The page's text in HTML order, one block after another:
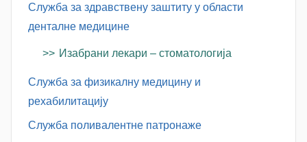
Служба за здравствену заштиту у области
денталне медицине
Изабрани лекари – стоматологија
Служба за физикалну медицину и
рехабилитацију
Служба поливалентне патронаже